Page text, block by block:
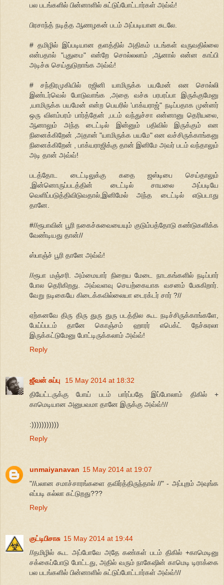
பல படங்களில் பின்னாளில் சுட்டுப்போட்டார்கள் அவ்வ்!
பிரசாந்த் நடித்த ஆணழகன் படம் அப்படியான சுடலே.
# தமிழில் இப்படியான தளத்தில் அதிகம் படங்கள் வருவதில்லை
என்பதால் "புதுமை" என்றே சொல்லலாம் ,ஆனால் என்ன காப்பி
அடிச்சு செய்துடுறாங்க அவ்வ்!
# சந்திரமுகியில் ரஜினி யாமிருக்க பயமேன் என சொல்லி
இண்டர்வெல் போடுவாங்க ,அதை வச்சு பரபரப்பா இருக்குமேனு
,யாமிருக்க பயமேன் என்ற பெயரில் 'பாக்யராஜ்" நடிப்பதாக முன்னர்
ஒரு விளம்பரம் பார்த்தேன் ,படம் வந்துச்சா என்னானு தெரியலை,
ஆனாலும் அந்த டைட்டில் இன்னும் பதிவில் இருக்கும் என
நினைக்கிறேன் ,அதான் "யாமிருக்க பயமே" என வச்சிருக்காங்கனு
நினைக்கிறேன் , பாக்யராஜிக்கு தான் இனிமே அவர் படம் வந்தாலும்
அடி தான் அவ்வ்!
படத்தோட டைட்டிலுக்கு கதை ஜஸ்டிபை செய்தாலும்
,இன்னொருப்படத்தின் டைட்டில் சாயலை அப்படியே
வெளிப்படுத்திவிடுவதால்,இனிமேல் அந்த டைட்டில் எடுபடாது
தானே.
#//ரூபாவின் பூரி நகைச்சுவையையும் குடும்பத்தோடு கண்டுகளிக்க
வேண்டியது தான்//
ஸ்பாஞ்ச் பூரி தானே அவ்வ்!
//ரூபா மஞ்சரி. அம்மையார் நிறைய மேடை நாடகங்களில் நடிப்பார்
போல தெரிகிறது. அவ்வளவு செயற்கையாக வசனம் பேசுகிறார்.
வேறு நடிகையே கிடைக்கவில்லையா டைரக்டர் சார் ?//
ஏற்கனவே திரு திரு துரு துரு படத்தில கூட நடிச்சிருக்காங்களே,
பேய்ப்படம் தானே கொஞ்சம் ஹாரர் எபெக்ட் நேச்சுரலா
இருக்கட்டுமேனு போட்டிருக்கலாம் அவ்வ்!
Reply
ஜீவன் சுப்பு
15 May 2014 at 18:32
தியேட்டருக்கு போய் படம் பார்ப்பதே இப்போலாம் திகில் +
காமெடியான அனுபவமா தானே இருக்கு அவ்வ்!//
:)))))))))))
Reply
unmaiyanavan 15 May 2014 at 19:07
"//பலான சமாச்சாரங்களை தவிர்த்திருந்தால் //" - அப்புறம் அவுங்க
எப்படி கல்லா கட்டுறது???
Reply
குட்டிபிசாசு 15 May 2014 at 19:44
//தமிழில் கூட அப்போவே அதே கண்கள் படம் திகில் +காமெடினு
சக்கைப்போடு போட்டது, அதில் வரும் நாகேஷின் காமெடி டிராக்கை
பல படங்களில் பின்னாளில் சுட்டுப்போட்டார்கள் அவ்வ்!//